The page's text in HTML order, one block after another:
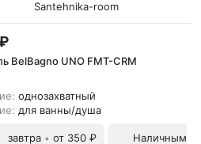
Santehnika-room
BelBagno UNO FMT-CRM
однозахватный
для ванны/душа
завтра • от 350 ₽ Наличными